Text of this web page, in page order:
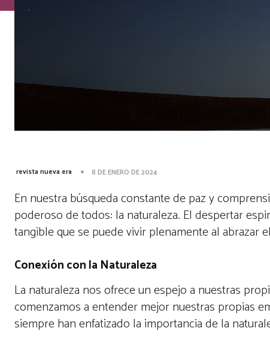
revista nueva era 8 DE ENERO DE 2024
En nuestra búsqueda constante de paz y
poderoso de todos: la naturaleza. El despertar
tangible que se puede vivir plenamente al abrazar
Conexión con la Naturaleza
La naturaleza nos ofrece un espejo a nuestras
comenzamos a entender mejor nuestras propias
siempre han enfatizado la importancia de la